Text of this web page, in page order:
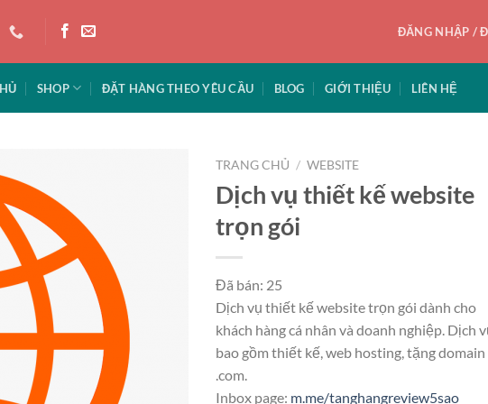
ĐĂNG NHẬP /
SHOP ĐẶT HÀNG THEO YÊU CẦU BLOG GIỚI THIỆU LIÊN HỆ
TRANG CHỦ / WEBSITE
Dịch vụ thiết kế website
trọn gói
Đã bán: 25
Dịch vụ thiết kế website trọn gói dành cho
khách hàng cá nhân và doanh nghiệp. Dịch
bao gồm thiết kế, web hosting, tặng domain
.com.
Inbox page: m.me/tanghangreview5sao